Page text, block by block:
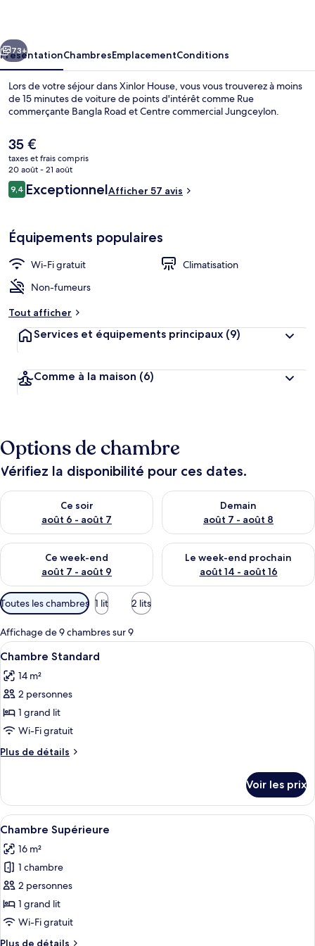
Suivant
73+
PrésentationChambresEmplacementConditions
Lors de votre séjour dans Xinlor House, vous vous trouverez à moins
de 15 minutes de voiture de points d'intérêt comme Rue
commerçante Bangla Road et Centre commercial Jungceylon.
Le
prix
actuel
est
de
35 €
taxes et frais compris
20 août - 21 août
Avis
voyageurs
9,49,4 sur 10
ExceptionnelAfficher 57 avis
Équipements populaires
Wi-Fi gratuit
Climatisation
Non-fumeurs
Tout afficher
Services et équipements principaux (9)
Comme à la maison (6)
Options de chambre
Vérifiez la disponibilité pour ces dates.
Ce soir
août 6 - août 7
Vérifier la disponibilité pour ce soir août 6 - août 7
Demain
août 7 - août 8
Vérifier la disponibilité pour
Ce week-end
août 7 - août 9
Vérifier la disponibilité pour ce week-end août 7 - août 9
Le week-end prochain
août 14 - août 16
Vérifier la disponibilité pour
Filtres
disponibles
pour
les
chambres
Toutes les chambres 1 lit 2 lits
Affichage de 9 chambres sur 9
Afficher
toutes
les
photos
pour
ce
type
de
Chambre
Standard
Une chambre d’hôtel moderne
6
Chambre Standard
14 m²
2 personnes
1 grand lit
Wi-Fi gratuit
Plus de détails
Plus
le
type
de
Chambre
Standard
Voir les prix
Afficher
toutes
les
photos
pour
ce
type
Une chambre moderne avec un
7
Chambre Supérieure
16 m²
1 chambre
2 personnes
1 grand lit
Wi-Fi gratuit
Plus de détails
Plus